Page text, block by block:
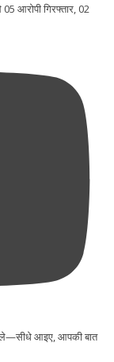
आरोपी गिरफ्तार, 02
आइए, आपकी बात